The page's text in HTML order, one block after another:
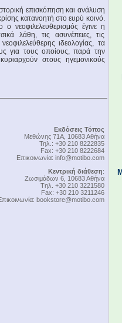
επισκόπηση και ανάλυση
κατανοητή στο ευρύ κοινό.
νεοφιλελευθερισμός έγινε η
λάθη, τις ασυνέπειες, τις
ιδεολογίας, τα
για τους οποίους, παρά την
στους ηγεμονικούς
Εκδόσεις Τόπος
Μεθώνης 71Α, 10683 Αθήνα
Τηλ.: +30 210 8222835
Fax: +30 210 8222684
Επικοινωνία: info@motibo.com
Κεντρική διάθεση:
Zωσιμάδων 6, 10683 Αθήνα
Tηλ. +30 210 3221580
Fax: +30 210 3211246
bookstore@motibo.com